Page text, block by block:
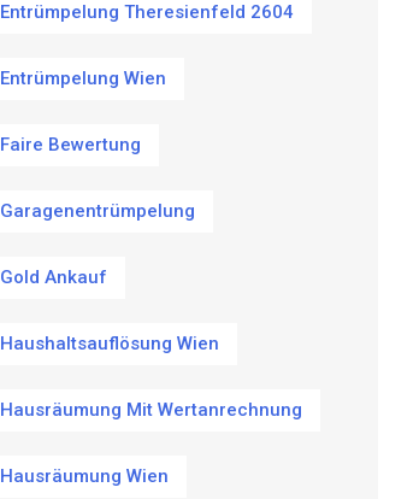
Entrümpelung Theresienfeld 2604
Entrümpelung Wien
Faire Bewertung
Garagenentrümpelung
Gold Ankauf
Haushaltsauflösung Wien
Hausräumung Mit Wertanrechnung
Hausräumung Wien